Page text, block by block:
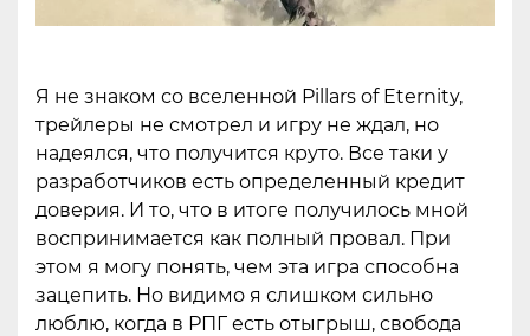
Я не знаком со вселенной Pillars of Eternity,
трейлеры не смотрел и игру не ждал, но
надеялся, что получится круто. Все таки у
разработчиков есть определенный кредит
доверия. И то, что в итоге получилось мной
воспринимается как полный провал. При
этом я могу понять, чем эта игра способна
зацепить. Но видимо я слишком сильно
люблю, когда в РПГ есть отыгрыш, свобода